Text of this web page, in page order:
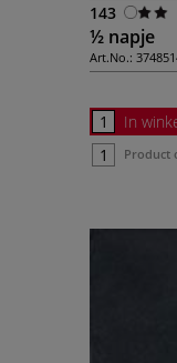
143
½ napje
Art.No.:
In
Product